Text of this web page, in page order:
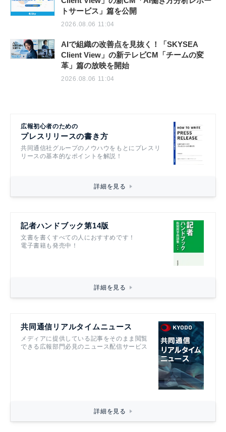
トサービス」篇を公開
2026.08.06 11:04
AIで組織の改善点を見抜く！「SKYSEA
Client View」の新テレビCM「チームの変
革」篇の放映を開始
2026.08.06 11:04
広報初心者のための
プレスリリースの書き方
共同通信社グループのノウハウをもとにプレスリ
リースの基本的なポイントを解説！
詳細を見る
記者ハンドブック第14版
文書を書くすべての人におすすめです！
電子書籍も発売中！
詳細を見る
共同通信リアルタイムニュース
メディアに提供している記事をそのまま閲覧
できる広報部門必見のニュース配信サービス
詳細を見る